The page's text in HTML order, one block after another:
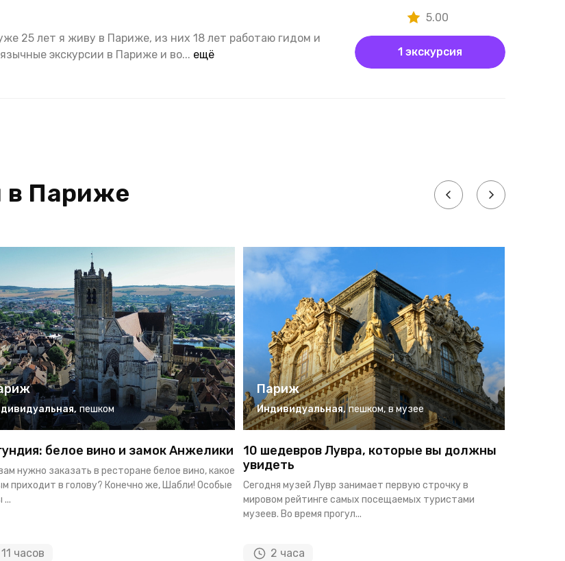
5.00
25 лет я живу в Париже, из них 18 лет работаю гидом и
экскурсии в Париже и во... ещё 1 экскурсия
в Париже
, пешком
белое вино и замок Анжелики
нужно заказать в ресторане белое вино, какое
приходит в голову? Конечно же, Шабли! Особые
...
11 часов
Париж
Индивидуальная, пешком, в музее
10 шедевров Лувра, которые вы должны
увидеть
Сегодня музей Лувр занимает первую строчку в
мировом рейтинге самых посещаемых туристами
музеев. Во время прогул...
2 часа